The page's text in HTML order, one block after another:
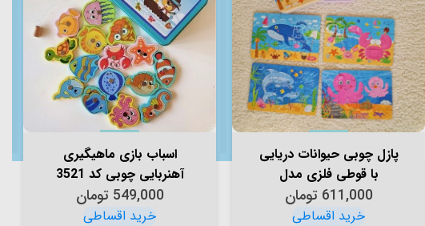
پازل چوبی حیوانات دریایی
با قوطی فلزی مدل
XHN0101
611,000 تومان
اسباب بازی ماهیگیری
آهنربایی چوبی کد 3521
549,000 تومان